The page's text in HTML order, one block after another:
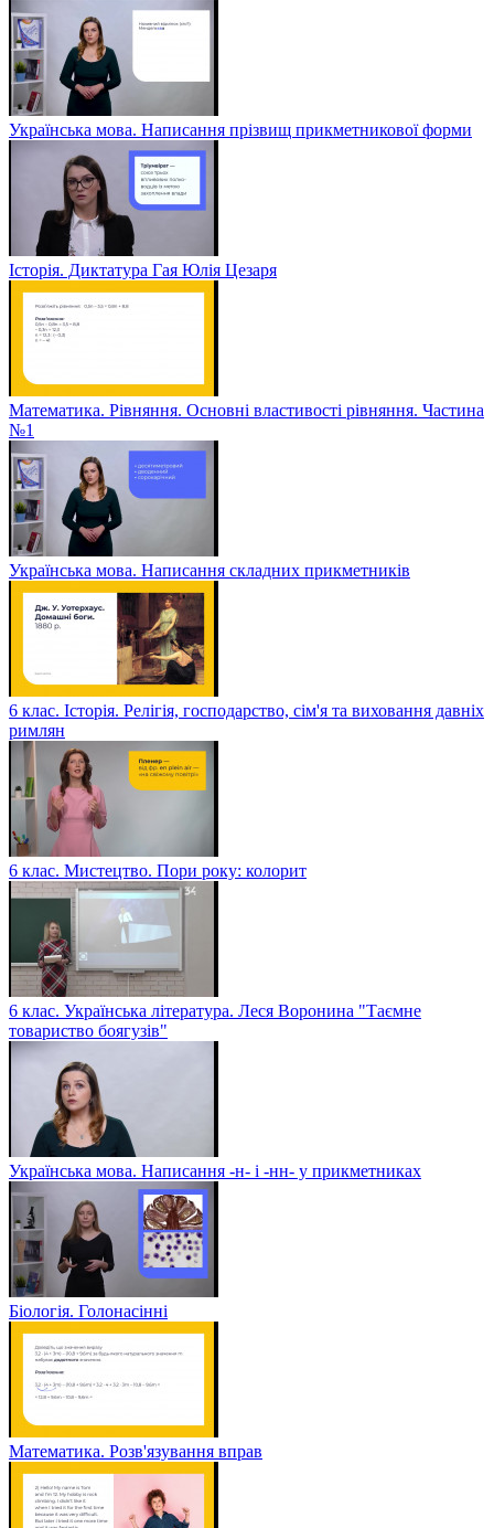
Українська мова. Написання прізвищ прикметникової форми
Історія. Диктатура Гая Юлія Цезаря
Математика. Рівняння. Основні властивості рівняння. Частина
№1
Українська мова. Написання складних прикметників
6 клас. Історія. Релігія, господарство, сім'я та виховання давніх
римлян
6 клас. Мистецтво. Пори року: колорит
6 клас. Українська література. Леся Воронина "Таємне
товариство боягузів"
Українська мова. Написання -н- і -нн- у прикметниках
Біологія. Голонасінні
Математика. Розв'язування вправ